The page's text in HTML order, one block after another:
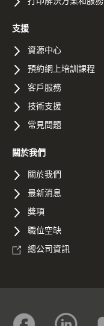
支援
資源中心
預約網上培訓課程
客戶服務
技術支援
常見問題
關於我們
關於我們
最新消息
獎項
職位空缺
總公司資訊